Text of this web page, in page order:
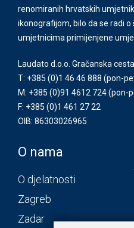
renomiranih hrvatskih
ikonografijom, bilo da se radi o
umjetnicima primijenjene
Laudato d.o.o. Gračanska
T: +385 (0)1 46 46 888 (pon-
M: +385 (0)91 4612 724(pon-
F: +385 (0)1 461 27 22
OIB: 86303026965
O nama
O djelatnosti
Zagreb
Zadar